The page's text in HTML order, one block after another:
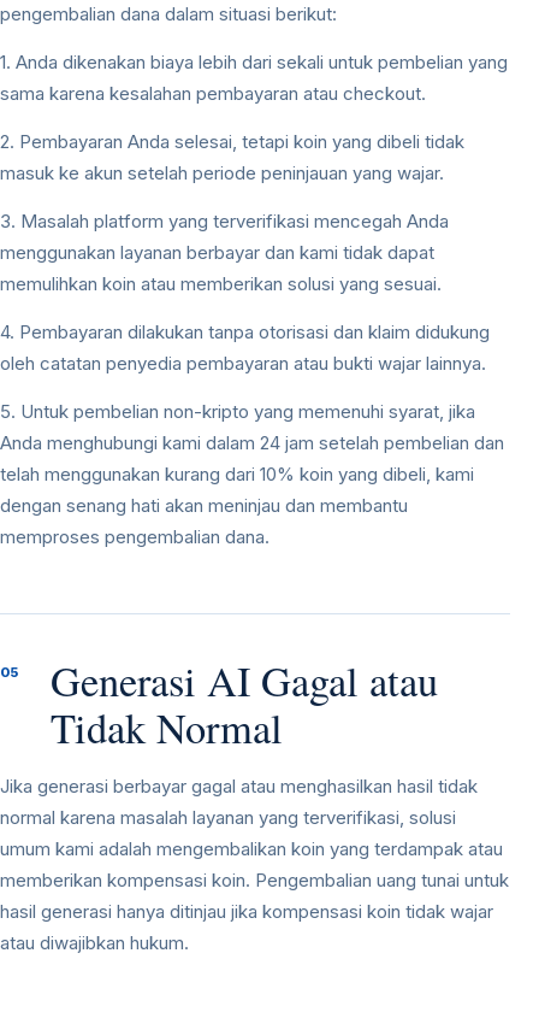
pengembalian dana dalam situasi berikut:
1. Anda dikenakan biaya lebih dari sekali untuk pembelian yang
sama karena kesalahan pembayaran atau checkout.
2. Pembayaran Anda selesai, tetapi koin yang dibeli tidak
masuk ke akun setelah periode peninjauan yang wajar.
3. Masalah platform yang terverifikasi mencegah Anda
menggunakan layanan berbayar dan kami tidak dapat
memulihkan koin atau memberikan solusi yang sesuai.
4. Pembayaran dilakukan tanpa otorisasi dan klaim didukung
oleh catatan penyedia pembayaran atau bukti wajar lainnya.
5. Untuk pembelian non-kripto yang memenuhi syarat, jika
Anda menghubungi kami dalam 24 jam setelah pembelian dan
telah menggunakan kurang dari 10% koin yang dibeli, kami
dengan senang hati akan meninjau dan membantu
memproses pengembalian dana.
05
Generasi AI Gagal atau
Tidak Normal
Jika generasi berbayar gagal atau menghasilkan hasil tidak
normal karena masalah layanan yang terverifikasi, solusi
umum kami adalah mengembalikan koin yang terdampak atau
memberikan kompensasi koin. Pengembalian uang tunai untuk
hasil generasi hanya ditinjau jika kompensasi koin tidak wajar
atau diwajibkan hukum.